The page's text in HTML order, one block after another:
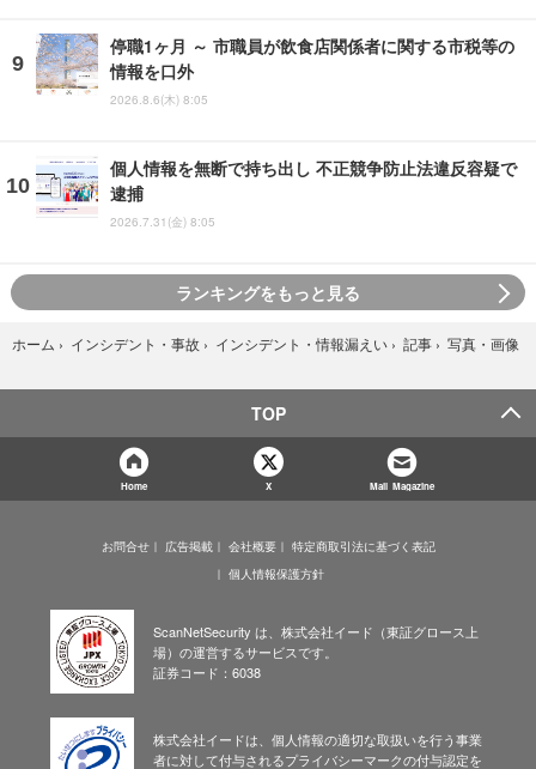
停職1ヶ月 ～ 市職員が飲食店関係者に関する市税等の
情報を口外
2026.8.6(木) 8:05
個人情報を無断で持ち出し 不正競争防止法違反容疑で
逮捕
2026.7.31(金) 8:05
ランキングをもっと見る
ホーム › インシデント・事故 › インシデント・情報漏えい › 記事 › 写真・画像
TOP
Home X Mail Magazine
お問合せ 広告掲載 会社概要
特定商取引法に基づく表記
個人情報保護方針
ScanNetSecurity は、株式会社イード（東証グロース上
場）の運営するサービスです。
証券コード：6038
株式会社イードは、個人情報の適切な取扱いを行う事業
者に対して付与されるプライバシーマークの付与認定を